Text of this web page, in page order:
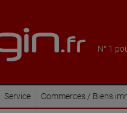
N° 1
Service Commerces / Biens